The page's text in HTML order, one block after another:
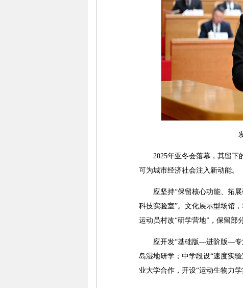
发
2025年亚冬会落幕，其留下的
可为城市经济社会注入新动能。
应坚持“保留核心功能、拓展
科技实验室”。文化展示型场馆
运动员村改“研学营地”，保留部
应开发“基础版—进阶版—专业
岛湿地研学；中学段设“速度实
业大学合作，开设“运动生物力